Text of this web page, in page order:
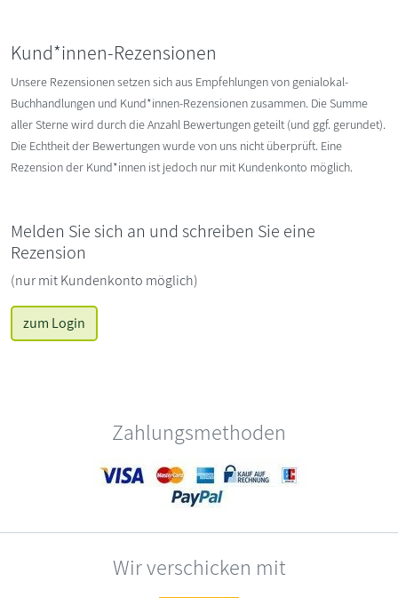
Kund*innen-Rezensionen
Unsere Rezensionen setzen sich aus Empfehlungen von genialokal-
Buchhandlungen und Kund*innen-Rezensionen zusammen. Die Summe
aller Sterne wird durch die Anzahl Bewertungen geteilt (und ggf. gerundet).
Die Echtheit der Bewertungen wurde von uns nicht überprüft. Eine
Rezension der Kund*innen ist jedoch nur mit Kundenkonto möglich.
Melden Sie sich an und schreiben Sie eine
Rezension
(nur mit Kundenkonto möglich)
zum Login
Zahlungsmethoden
Wir verschicken mit